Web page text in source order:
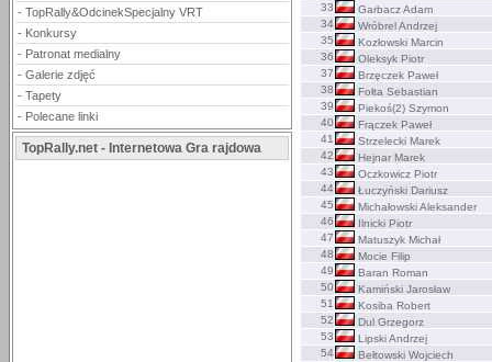
- TopRally&OdcinekSpecjalny VRT
- Konkursy
- Patronat medialny
- Galerie zdjęć
- Tapety
- Polecane linki
TopRally.net - Internetowa Gra rajdowa
33
Garbacz Adam
34
Wróbrel Andrzej
35
Kozłowski Marcin
36
Oleksyk Piotr
37
Brzęczek Paweł
38
Fołta Sebastian
39
Piekoś(2) Szymon
40
Frączek Paweł
41
Strzelecki Marek
42
Hejnar Marek
43
Oczkowicz Piotr
44
Łuczyński Dariusz
45
Michałowski Aleksander
46
Ilnicki Piotr
47
Matuszyk Michał
48
Mocie Filip
49
Baran Roman
50
Kamiński Jarosław
51
Kosiba Robert
52
Dul Grzegorz
53
Lipski Andrzej
54
Bełtowski Wojciech